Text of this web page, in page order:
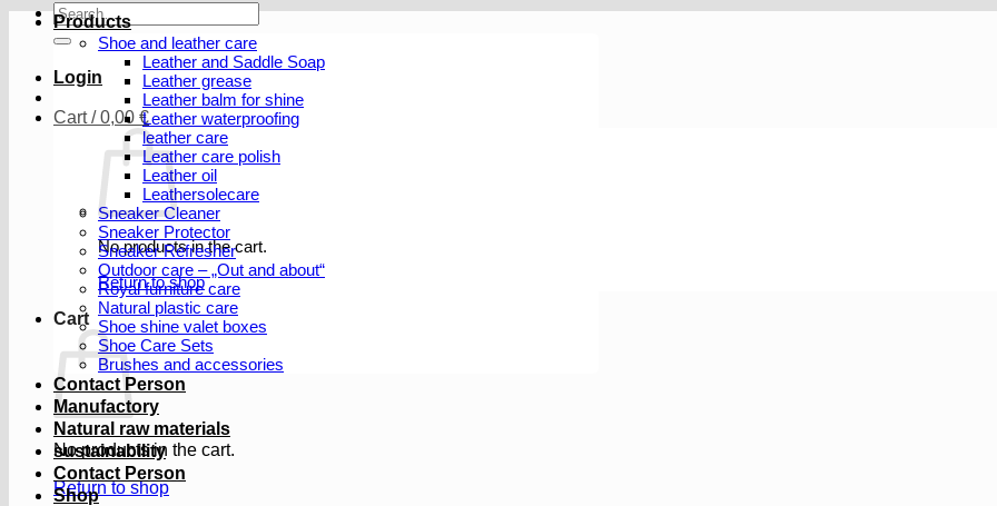
Search
for:
Login
Cart /0,00 €
No products in the cart.
Return to shop
Cart
No products in the cart.
Return to shop
Products
Shoe and leather care
Leather and Saddle Soap
Leather grease
Leather balm for shine
Leather waterproofing
leather care
Leather care polish
Leather oil
Leathersolecare
Sneaker Cleaner
Sneaker Protector
Sneaker Refresher
Outdoor care – „Out and about“
Royal furniture care
Natural plastic care
Shoe shine valet boxes
Shoe Care Sets
Brushes and accessories
Contact Person
Manufactory
Natural raw materials
sustainability
Contact Person
Shop